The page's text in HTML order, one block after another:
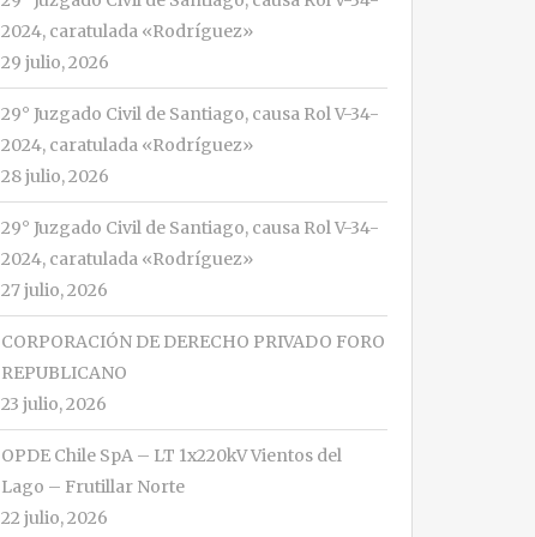
2024, caratulada «Rodríguez»
29 julio, 2026
29° Juzgado Civil de Santiago, causa Rol V-34-
2024, caratulada «Rodríguez»
28 julio, 2026
29° Juzgado Civil de Santiago, causa Rol V-34-
2024, caratulada «Rodríguez»
27 julio, 2026
CORPORACIÓN DE DERECHO PRIVADO FORO
REPUBLICANO
23 julio, 2026
OPDE Chile SpA – LT 1x220kV Vientos del
Lago – Frutillar Norte
22 julio, 2026